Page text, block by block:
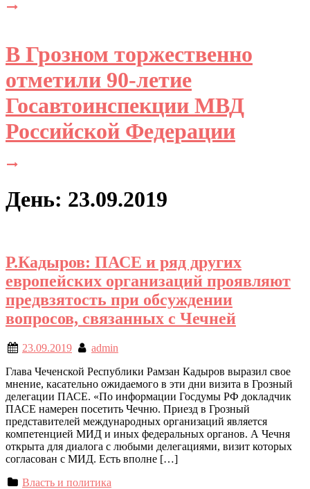
В Грозном торжественно
отметили 90-летие
Госавтоинспекции МВД
Российской Федерации
День: 23.09.2019
Р.Кадыров: ПАСЕ и ряд других
европейских организаций проявляют
предвзятость при обсуждении
вопросов, связанных с Чечней
23.09.2019
admin
Глава Чеченской Республики Рамзан Кадыров выразил свое
мнение, касательно ожидаемого в эти дни визита в Грозный
делегации ПАСЕ. «По информации Госдумы РФ докладчик
ПАСЕ намерен посетить Чечню. Приезд в Грозный
представителей международных организаций является
компетенцией МИД и иных федеральных органов. А Чечня
открыта для диалога с любыми делегациями, визит которых
согласован с МИД. Есть вполне […]
Власть и политика